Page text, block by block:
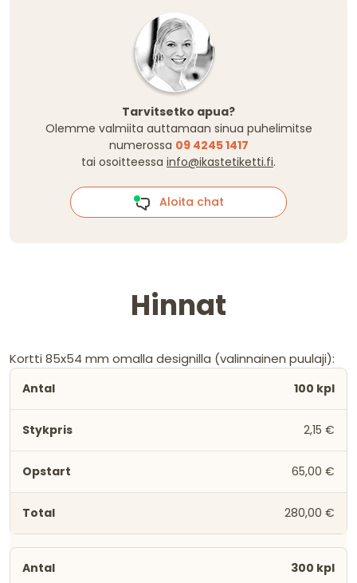
Tarvitsetko apua?
Olemme valmiita auttamaan sinua puhelimitse
numerossa 09 4245 1417
tai osoitteessa info@ikastetiketti.fi.
Aloita chat
Hinnat
Kortti 85x54 mm omalla designilla (valinnainen puulaji):
100 kpl
2,15 €
65,00 €
280,00 €
300 kpl